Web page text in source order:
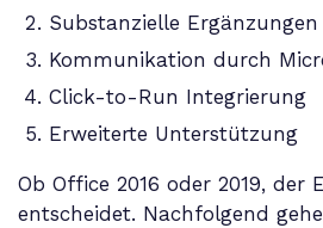
Substanzielle Ergänzungen
Kommunikation durch
Click-to-Run Integrierung
Erweiterte Unterstützung
Ob Office 2016 oder 2019, der
entscheidet. Nachfolgend